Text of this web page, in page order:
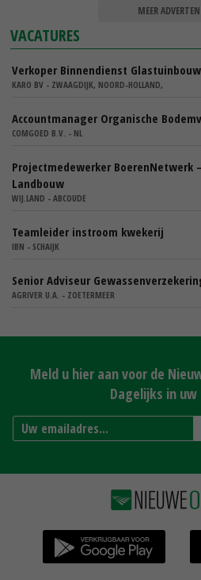
MEER
VACATURES
Verkoper Binnendienst Glastuinbouw
KARO BV - ZWAAGDIJK, NOORD-HOLLAND,
Accountmanager Organische
COMGOED B.V. - NL
Projectmedewerker BoerenNetwerk
Landbouw
WIJ.LAND - ABCOUDE
Teamleider instroom kwekerij
IBN - SCHAIJK
Senior Adviseur
AGRIVER U.A. - ZOETERMEER
Meld u hier aan voor de
Dagelijks in